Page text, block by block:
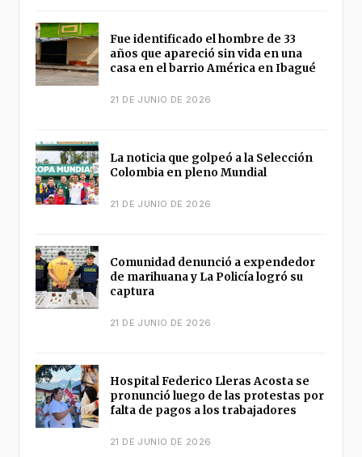
Fue identificado el hombre de 33
años que apareció sin vida en una
casa en el barrio América en Ibagué
21 DE JUNIO DE 2026
La noticia que golpeó a la Selección
Colombia en pleno Mundial
21 DE JUNIO DE 2026
Comunidad denunció a expendedor
de marihuana y La Policía logró su
captura
21 DE JUNIO DE 2026
Hospital Federico Lleras Acosta se
pronunció luego de las protestas por
falta de pagos a los trabajadores
21 DE JUNIO DE 2026